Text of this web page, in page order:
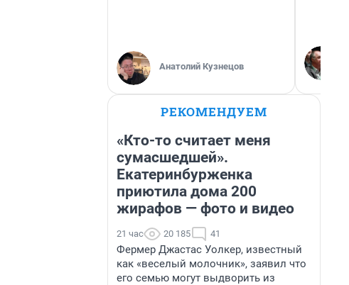
Анатолий Кузнецов
РЕКОМЕНДУЕМ
«Кто-то считает меня
сумасшедшей».
Екатеринбурженка
приютила дома 200
жирафов — фото и видео
21 час 20 185 41
Фермер Джастас Уолкер, известный
как «веселый молочник», заявил что
его семью могут выдворить из